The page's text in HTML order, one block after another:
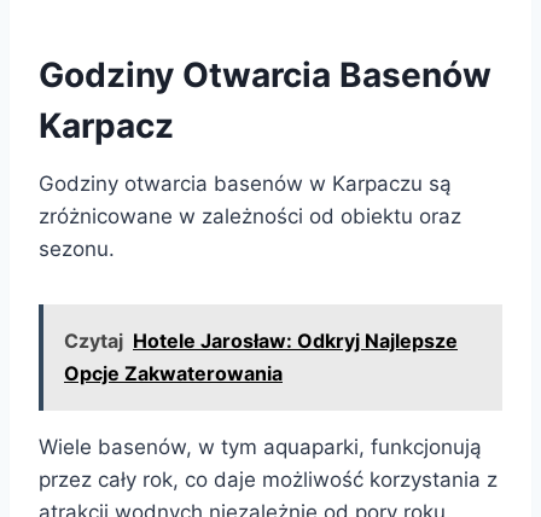
Godziny Otwarcia Basenów
Karpacz
Godziny otwarcia basenów w Karpaczu są
zróżnicowane w zależności od obiektu oraz
sezonu.
Czytaj Hotele Jarosław: Odkryj Najlepsze
Opcje Zakwaterowania
Wiele basenów, w tym aquaparki, funkcjonują
przez cały rok, co daje możliwość korzystania z
atrakcji wodnych niezależnie od pory roku.